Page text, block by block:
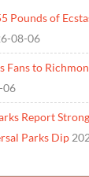
Pounds of
08-06
Fans to
06
Report
Parks Dip